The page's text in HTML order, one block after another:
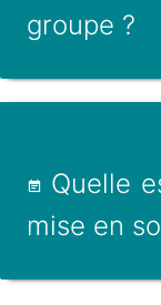
groupe ?
Quelle
mise en